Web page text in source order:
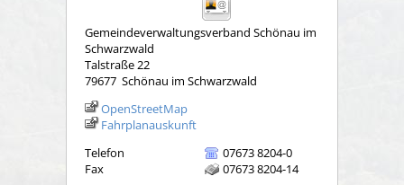
Gemeindeverwaltungsverband Schönau im
Schwarzwald
Talstraße 22
79677 Schönau im Schwarzwald
OpenStreetMap
Fahrplanauskunft
Telefon
07673 8204-0
Fax
07673 8204-14